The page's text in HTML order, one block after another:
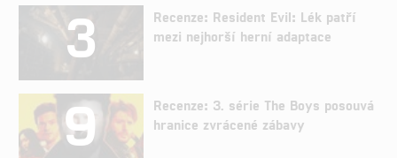
3
Recenze: Resident Evil: Lék patří
mezi nejhorší herní adaptace
9
Recenze: 3. série The Boys posouvá
hranice zvrácené zábavy